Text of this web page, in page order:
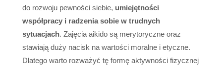
do rozwoju pewności siebie, umiejętności
współpracy i radzenia sobie w trudnych
sytuacjach. Zajęcia aikido są merytoryczne oraz
stawiają duży nacisk na wartości moralne i etyczne.
Dlatego warto rozważyć tę formę aktywności fizycznej